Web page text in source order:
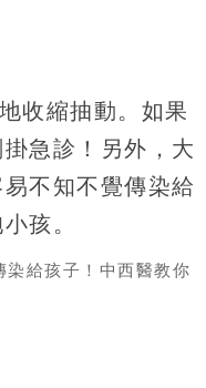
收縮抽動。如果
急診！另外，大
不知不覺傳染給
孩。
給孩子！中西醫教你